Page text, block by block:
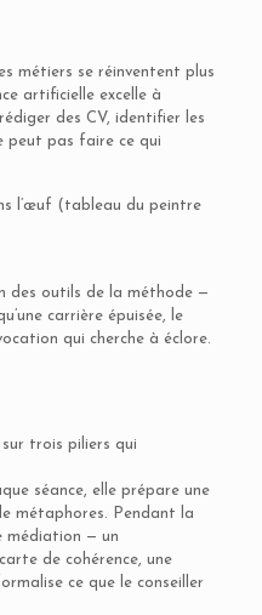
métiers se réinventent plus
artificielle excelle à
des CV, identifier les
peut pas faire ce qui
l’œuf (tableau du peintre
des outils de la méthode —
carrière épuisée, le
qui cherche à éclore.
trois piliers qui
séance, elle prépare une
métaphores. Pendant la
médiation — un
de cohérence, une
ce que le conseiller